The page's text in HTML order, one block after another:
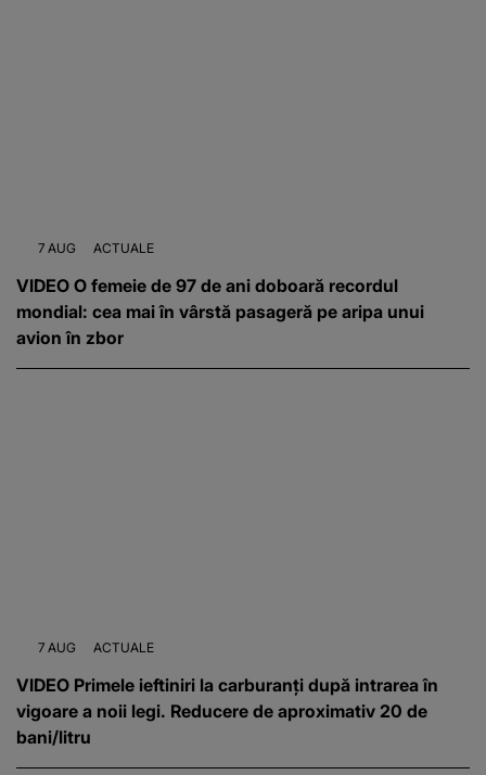
7 AUG ACTUALE
VIDEO O femeie de 97 de ani doboară recordul
mondial: cea mai în vârstă pasageră pe aripa unui
avion în zbor
7 AUG ACTUALE
VIDEO Primele ieftiniri la carburanți după intrarea în
vigoare a noii legi. Reducere de aproximativ 20 de
bani/litru